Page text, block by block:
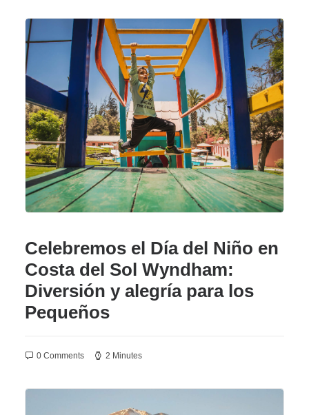
Celebremos el Día del Niño en
Costa del Sol Wyndham:
Diversión y alegría para los
Pequeños
0 Comments 2 Minutes